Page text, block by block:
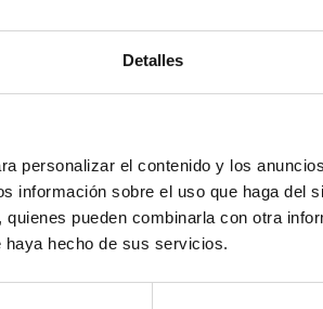
Detalles
personalizar el contenido y los
información sobre el uso que haga del
pueden combinarla con otra
hecho de sus servicios.